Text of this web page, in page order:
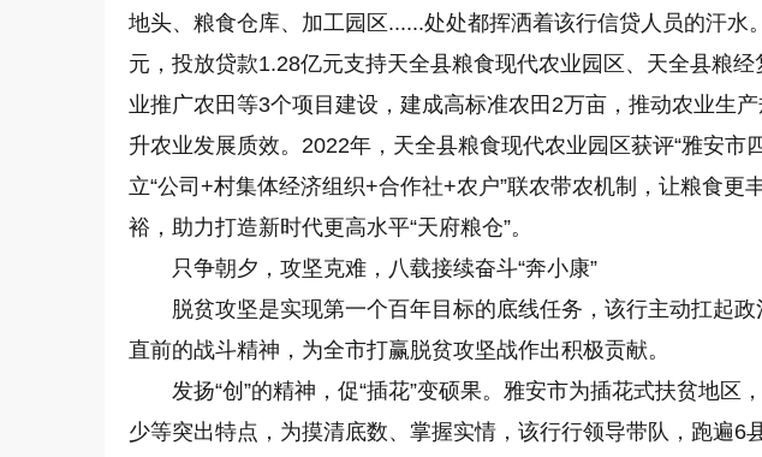
地头、粮食仓库、加工园区......处处都挥洒着该行信贷人员的汗水
元，投放贷款1.28亿元支持天全县粮食现代农业园区、天全县粮
业推广农田等3个项目建设，建成高标准农田2万亩，推动农业生
升农业发展质效。2022年，天全县粮食现代农业园区获评“雅安市
立“公司+村集体经济组织+合作社+农户”联农带农机制，让粮食更
裕，助力打造新时代更高水平“天府粮仓”。
只争朝夕，攻坚克难，八载接续奋斗“奔小康”
脱贫攻坚是实现第一个百年目标的底线任务，该行主动扛起
直前的战斗精神，为全市打赢脱贫攻坚战作出积极贡献。
发扬“创”的精神，促“插花”变硕果。雅安市为插花式扶贫地区
少等突出特点，为摸清底数、掌握实情，该行行领导带队，跑遍6